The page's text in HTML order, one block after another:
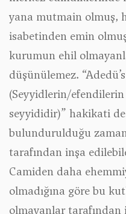
yana mutmain olmuş,
isabetinden emin
kurumun ehil
düşünülemez.
(Seyyidlerin/
seyyididir)” hakikati
bulundurulduğu
tarafından inşa
Camiden daha
olmadığına göre bu
olmayanlar tarafından